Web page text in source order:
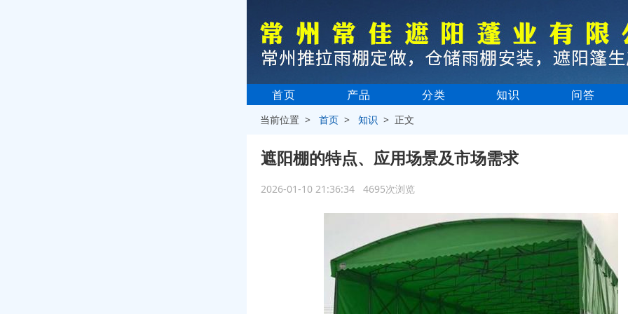
首页 产品 分类 知识 问答
当前位置 >首页 >知识 > 正文
遮阳棚的特点、应用场景及市场需求
2026-01-10 21:36:34 4695次浏览